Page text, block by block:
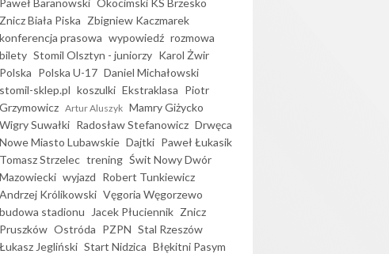
Znicz Biała Piska Zbigniew Kaczmarek
konferencja prasowa wypowiedź rozmowa
bilety Stomil Olsztyn - juniorzy Karol Żwir
Polska Polska U-17 Daniel Michałowski
stomil-sklep.pl koszulki Ekstraklasa Piotr
Grzymowicz Artur Aluszyk Mamry Giżycko
Wigry Suwałki Radosław Stefanowicz Drwęca
Nowe Miasto Lubawskie Dajtki Paweł Łukasik
Tomasz Strzelec trening Świt Nowy Dwór
Mazowiecki wyjazd Robert Tunkiewicz
Andrzej Królikowski Vęgoria Węgorzewo
budowa stadionu
Jacek Płuciennik Znicz
Pruszków Ostróda PZPN Stal Rzeszów
Łukasz Jegliński Start Nidzica Błękitni Pasym